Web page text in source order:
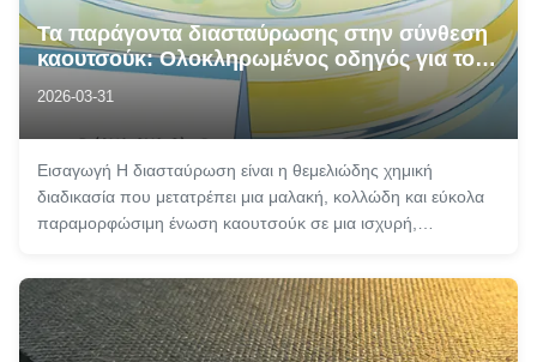
Τα παράγοντα διασταύρωσης στην σύνθεση
καουτσούκ: Ολοκληρωμένος οδηγός για το
ρόλο, τα πλεονεκτήματα και τις στρατηγικές
επιλογής τους
2026-03-31
Εισαγωγή Η διασταύρωση είναι η θεμελιώδης χημική
διαδικασία που μετατρέπει μια μαλακή, κολλώδη και εύκολα
παραμορφώσιμη ένωση καουτσούκ σε μια ισχυρή,
ανταποκρίνεται στις απαιτήσεις της σύγχρονης
μηχανικήςΧωρίς αλληλεπίδραση, που συχνά ονομάζεται ...